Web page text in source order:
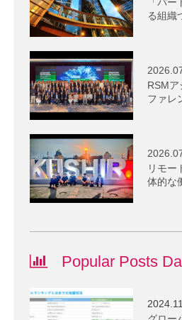
る組織
RSMア
ファレ
リモー
体的な
Popular Posts